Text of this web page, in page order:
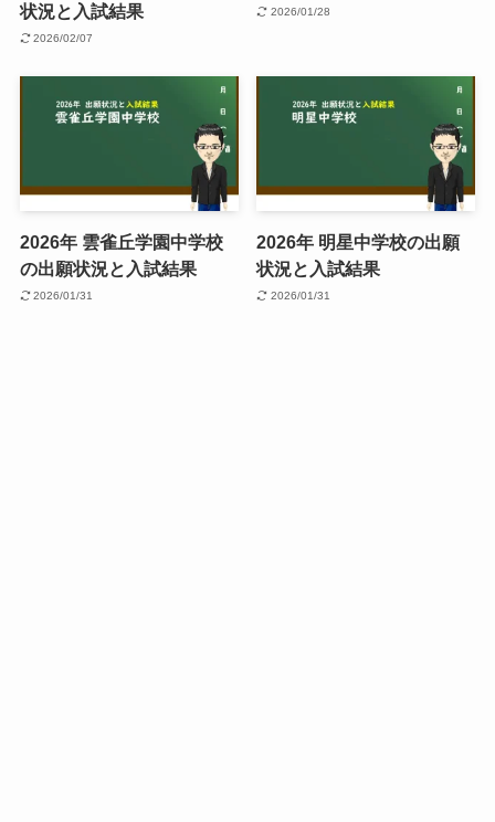
状況と入試結果
2026/02/07
2026/01/28
2026年 雲雀丘学園中学校
の出願状況と入試結果
2026/01/31
2026年 明星中学校の出願
状況と入試結果
2026/01/31